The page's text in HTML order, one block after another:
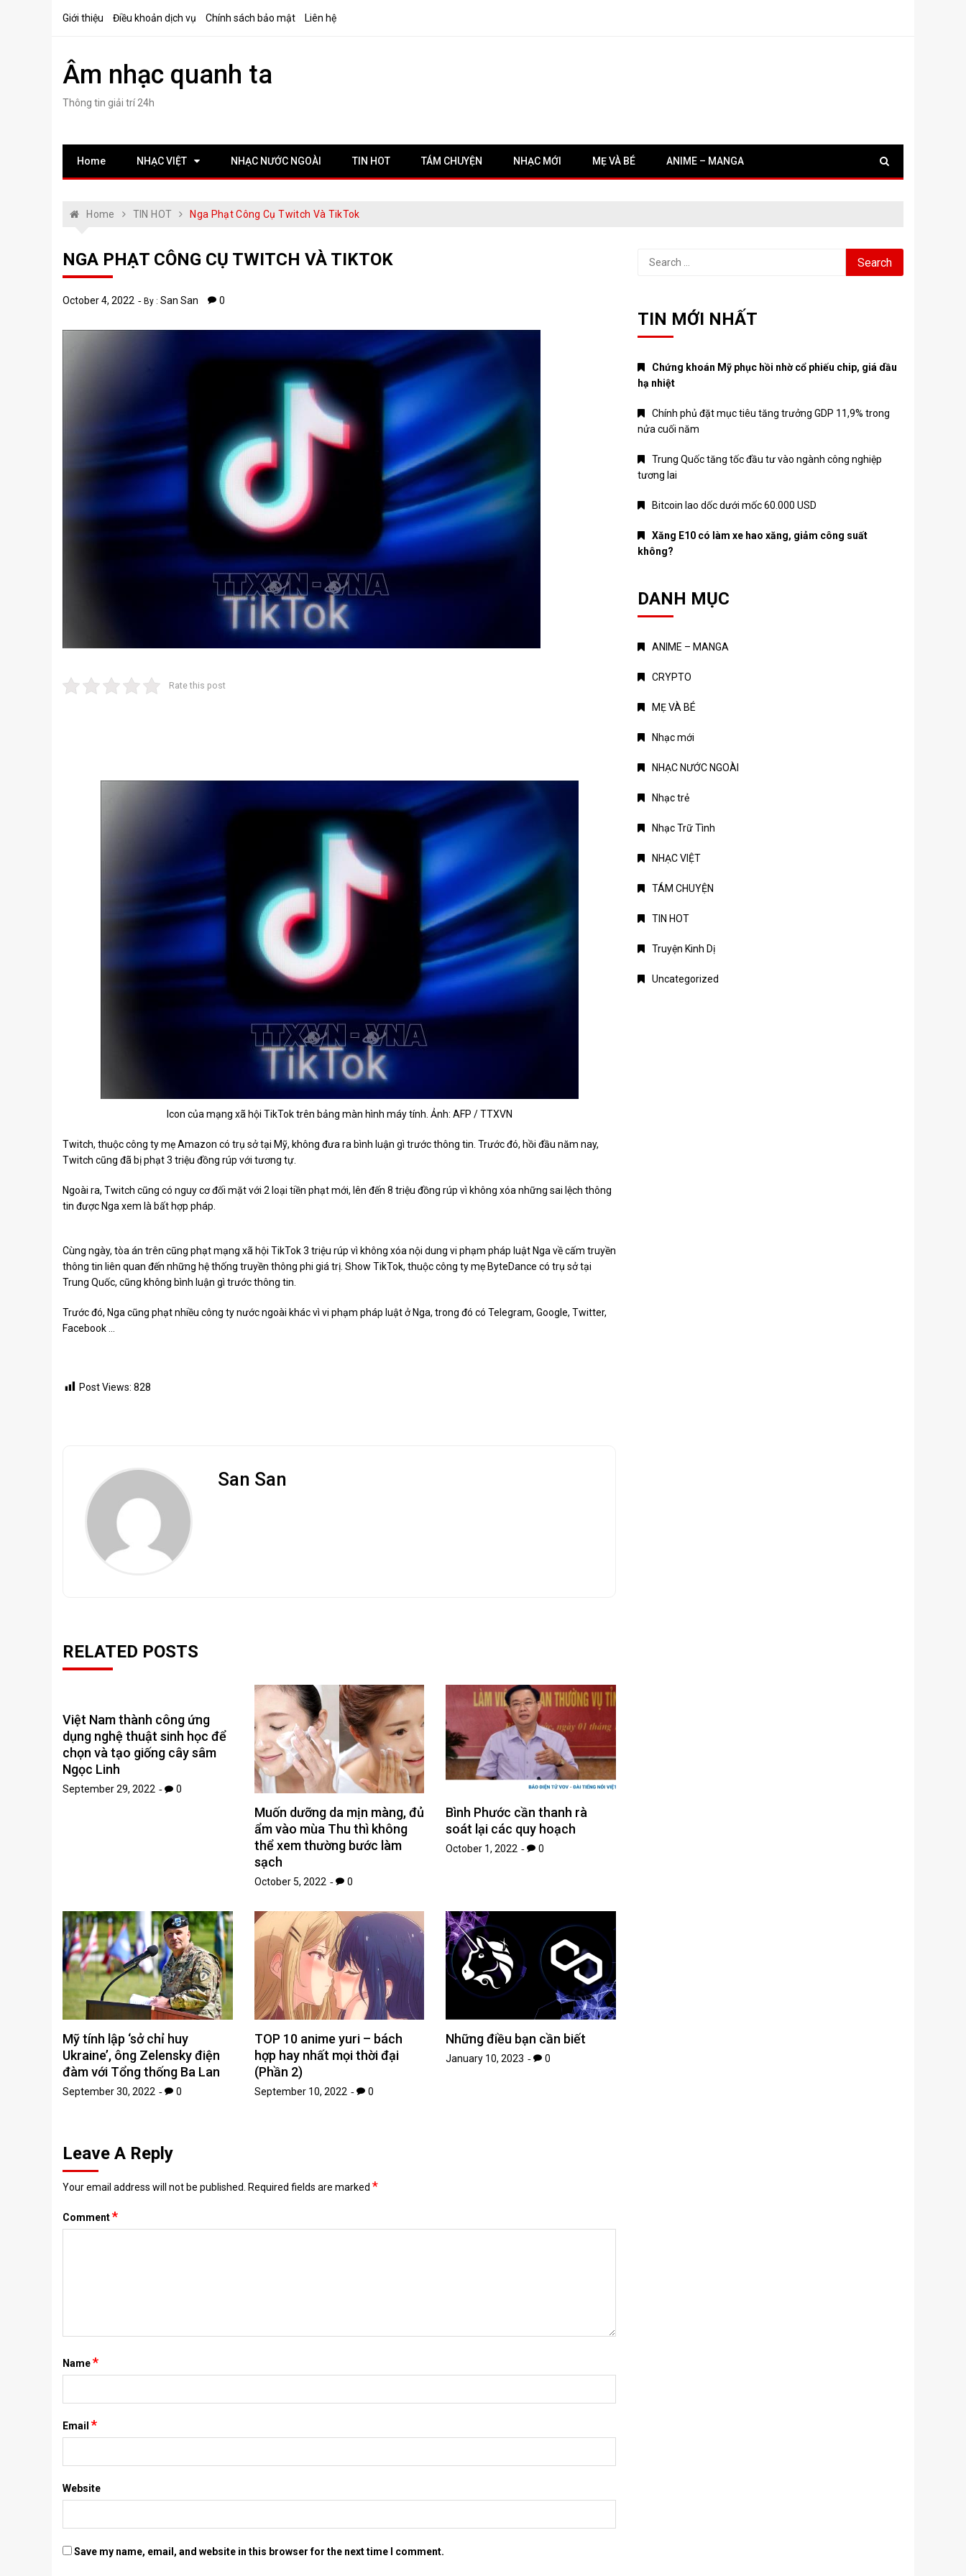
Giới thiệu Điều khoản dịch vụ Chính sách bảo mật Liên hệ
Âm nhạc quanh ta
Thông tin giải trí 24h
Home NHẠC VIỆT NHẠC NƯỚC NGOÀI TIN HOT TÁM CHUYỆN NHẠC MỚI MẸ VÀ BÉ ANIME – MANGA
Home TIN HOT Nga Phạt Công Cụ Twitch Và TikTok
NGA PHẠT CÔNG CỤ TWITCH VÀ TIKTOK
October 4, 2022 By : San San 0
Rate this post
Icon của mạng xã hội TikTok trên bảng màn hình máy tính. Ảnh: AFP / TTXVN
Twitch, thuộc công ty mẹ Amazon có trụ sở tại Mỹ, không đưa ra bình luận gì trước thông tin. Trước đó, hồi đầu năm nay,
Twitch cũng đã bị phạt 3 triệu đồng rúp với tương tự.
Ngoài ra, Twitch cũng có nguy cơ đối mặt với 2 loại tiền phạt mới, lên đến 8 triệu đồng rúp vì không xóa những sai lệch thông
tin được Nga xem là bất hợp pháp.
Cùng ngày, tòa án trên cũng phạt mạng xã hội TikTok 3 triệu rúp vì không xóa nội dung vi phạm pháp luật Nga về cấm truyền
thông tin liên quan đến những hệ thống truyền thông phi giá trị. Show TikTok, thuộc công ty mẹ ByteDance có trụ sở tại
Trung Quốc, cũng không bình luận gì trước thông tin.
Trước đó, Nga cũng phạt nhiều công ty nước ngoài khác vì vi phạm pháp luật ở Nga, trong đó có Telegram, Google, Twitter,
Facebook …
Post Views: 828
San San
RELATED POSTS
Việt Nam thành công ứng
dụng nghệ thuật sinh học để
chọn và tạo giống cây sâm
Ngọc Linh
September 29, 2022 0
Muốn dưỡng da mịn màng, đủ
ẩm vào mùa Thu thì không
thể xem thường bước làm
sạch
October 5, 2022 0
Bình Phước cần thanh rà
soát lại các quy hoạch
October 1, 2022 0
Mỹ tính lập ‘sở chỉ huy
Ukraine’, ông Zelensky điện
đàm với Tổng thống Ba Lan
September 30, 2022 0
TOP 10 anime yuri – bách
hợp hay nhất mọi thời đại
(Phần 2)
September 10, 2022 0
Những điều bạn cần biết
January 10, 2023 0
Leave A Reply
Your email address will not be published. Required fields are marked *
Comment*
Name*
Email *
Website
Save my name, email, and website in this browser for the next time I comment.
Search
TIN MỚI NHẤT
Chứng khoán Mỹ phục hồi nhờ cổ phiếu chip, giá dầu
hạ nhiệt
Chính phủ đặt mục tiêu tăng trưởng GDP 11,9% trong
nửa cuối năm
Trung Quốc tăng tốc đầu tư vào ngành công nghiệp
tương lai
Bitcoin lao dốc dưới mốc 60.000 USD
Xăng E10 có làm xe hao xăng, giảm công suất
không?
DANH MỤC
ANIME – MANGA
CRYPTO
MẸ VÀ BÉ
Nhạc mới
NHẠC NƯỚC NGOÀI
Nhạc trẻ
Nhạc Trữ Tình
NHẠC VIỆT
TÁM CHUYỆN
TIN HOT
Truyện Kinh Dị
Uncategorized